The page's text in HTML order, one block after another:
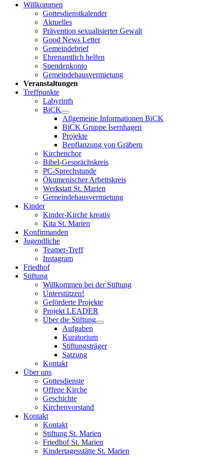
Willkommen
Gottesdienstkalender
Aktuelles
Prävention sexualisierter Gewalt
Good News Letter
Gemeindebrief
Ehrenamtlich helfen
Spendenkonto
Gemeindehausvermietung
Veranstaltungen
Treffpunkte
Labyrinth
BiCK
Allgemeine Informationen BiCK
BiCK Gruppe Isernhagen
Projekte
Bepflanzung von Gräbern
Kirchenchor
Bibel-Gesprächskreis
PC-Sprechstunde
Ökumenischer Arbeitskreis
Werkstatt St. Marien
Gemeindehausvermietung
Kinder
Kinder-Kirche kreativ
Kita St. Marien
Konfirmanden
Jugendliche
Teamer-Treff
Instagram
Friedhof
Stiftung
Willkommen bei der Stiftung
Unterstützen!
Geförderte Projekte
Projekt LEADER
Über die Stiftung
Aufgaben
Kuratorium
Stiftungsträger
Satzung
Kontakt
Über uns
Gottesdienste
Offene Kirche
Geschichte
Kirchenvorstand
Kontakt
Kontakt
Stiftung St. Marien
Friedhof St. Marien
Kindertagesstätte St. Marien